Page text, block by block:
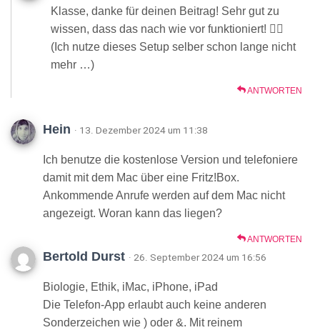
Klasse, danke für deinen Beitrag! Sehr gut zu
wissen, dass das nach wie vor funktioniert! 👍🏻
(Ich nutze dieses Setup selber schon lange nicht
mehr …)
ANTWORTEN
Hein · 13. Dezember 2024 um 11:38
Ich benutze die kostenlose Version und telefoniere
damit mit dem Mac über eine Fritz!Box.
Ankommende Anrufe werden auf dem Mac nicht
angezeigt. Woran kann das liegen?
ANTWORTEN
Bertold Durst · 26. September 2024 um 16:56
Biologie, Ethik, iMac, iPhone, iPad
Die Telefon-App erlaubt auch keine anderen
Sonderzeichen wie ) oder &. Mit reinem